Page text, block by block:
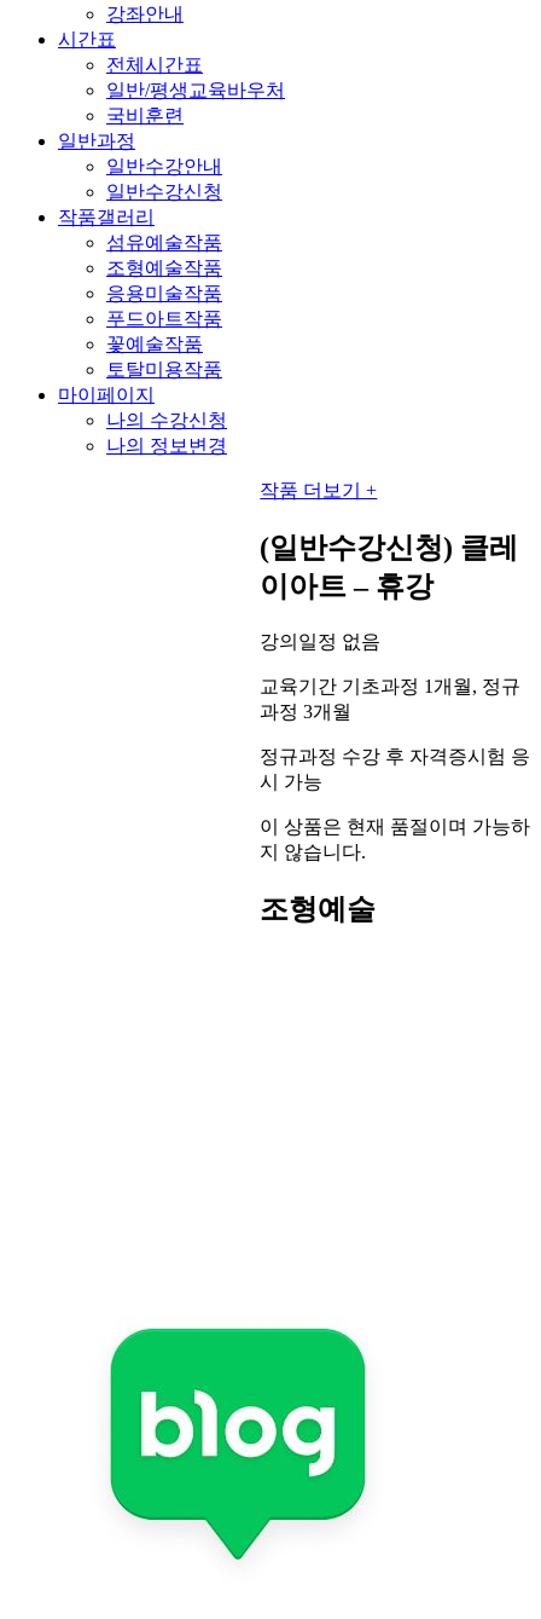
강좌안내
시간표
전체시간표
일반/평생교육바우처
국비훈련
일반과정
일반수강안내
일반수강신청
작품갤러리
섬유예술작품
조형예술작품
응용미술작품
푸드아트작품
꽃예술작품
토탈미용작품
마이페이지
나의 수강신청
나의 정보변경
작품 더보기 +
(일반수강신청) 클레
이아트 – 휴강
강의일정 없음
교육기간 기초과정 1개월, 정규
과정 3개월
정규과정 수강 후 자격증시험 응
시 가능
이 상품은 현재 품절이며 가능하
지 않습니다.
조형예술